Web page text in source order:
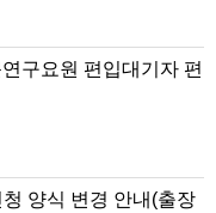
구요원 편입대기자 편
양식 변경 안내(출장